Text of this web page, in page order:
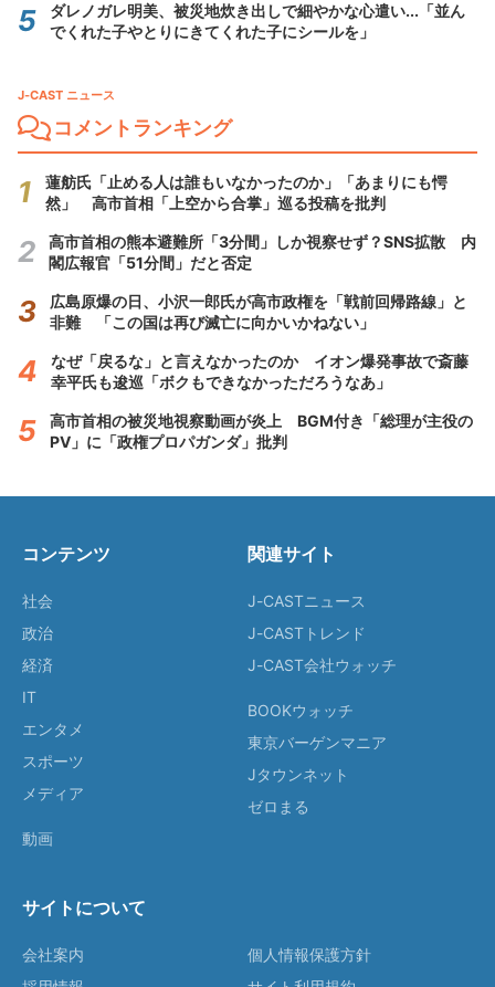
ダレノガレ明美、被災地炊き出しで細やかな心遣い...「並ん
でくれた子やとりにきてくれた子にシールを」
J-CAST ニュース
コメントランキング
蓮舫氏「止める人は誰もいなかったのか」「あまりにも愕
然」 高市首相「上空から合掌」巡る投稿を批判
高市首相の熊本避難所「3分間」しか視察せず？SNS拡散 内
閣広報官「51分間」だと否定
広島原爆の日、小沢一郎氏が高市政権を「戦前回帰路線」と
非難 「この国は再び滅亡に向かいかねない」
なぜ「戻るな」と言えなかったのか イオン爆発事故で斎藤
幸平氏も逡巡「ボクもできなかっただろうなあ」
高市首相の被災地視察動画が炎上 BGM付き「総理が主役の
PV」に「政権プロパガンダ」批判
コンテンツ
社会
政治
経済
IT
エンタメ
スポーツ
メディア
動画
関連サイト
J-CASTニュース
J-CASTトレンド
J-CAST会社ウォッチ
BOOKウォッチ
東京バーゲンマニア
Jタウンネット
ゼロまる
サイトについて
会社案内
個人情報保護方針